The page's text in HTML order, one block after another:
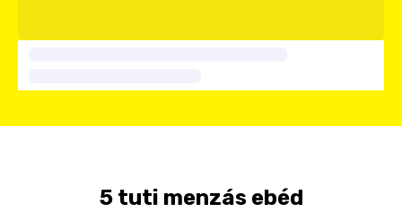
5 tuti menzás ebéd